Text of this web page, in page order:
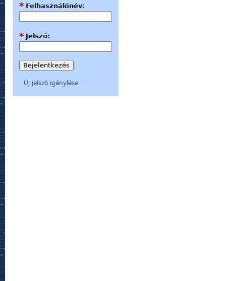
Felhasználónév:
*
Jelszó:
*
Új jelszó igénylése